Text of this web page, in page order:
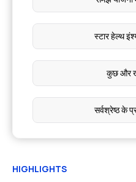
स्टार हेल्थ
कुछ और
सर्वश्रेष्ठ के
HIGHLIGHTS